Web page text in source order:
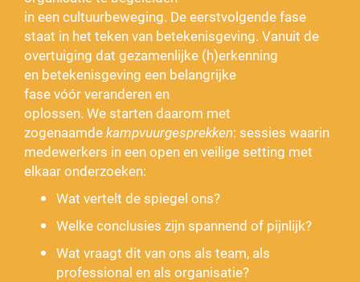
in een cultuurbeweging. De eerstvolgende fase
staat in het teken van betekenisgeving. Vanuit de
overtuiging dat gezamenlijke (h)erkenning
en betekenisgeving een belangrijke
fase vóór veranderen en
oplossen. We starten daarom met
zogenaamdekampvuurgesprekken: sessies waarin
medewerkers in een open en veilige setting met
elkaar onderzoeken:
Wat vertelt de spiegel ons?
Welke conclusies zijn spannend of pijnlijk?
Wat vraagt dit van ons als team, als
professional en als organisatie?